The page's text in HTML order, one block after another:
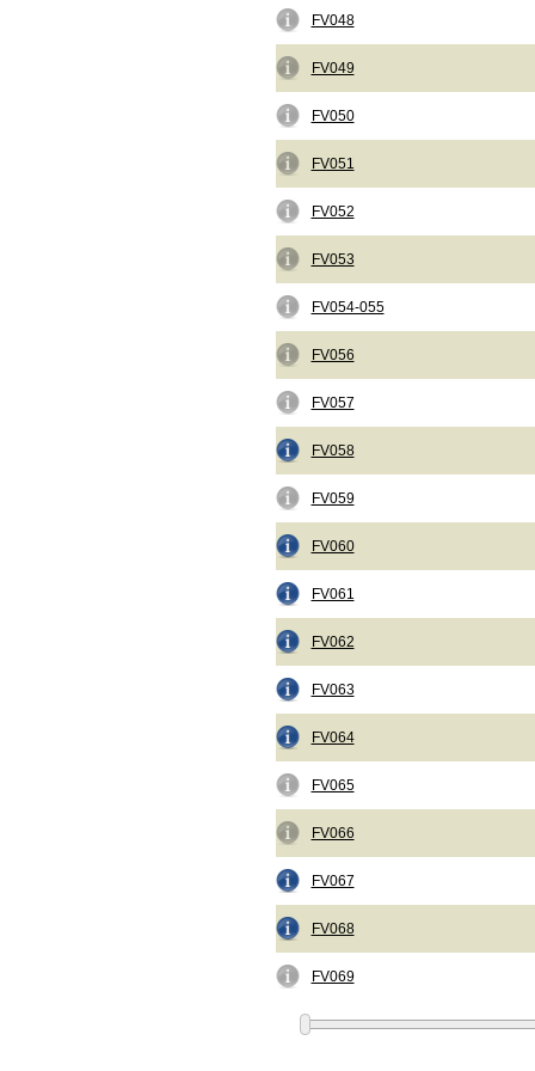
FV048
FV049
FV050
FV051
FV052
FV053
FV054-055
FV056
FV057
FV058
FV059
FV060
FV061
FV062
FV063
FV064
FV065
FV066
FV067
FV068
FV069